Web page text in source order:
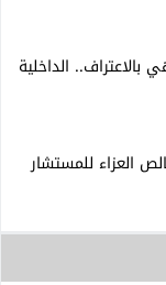
الداخلية
العزاء للمستشار